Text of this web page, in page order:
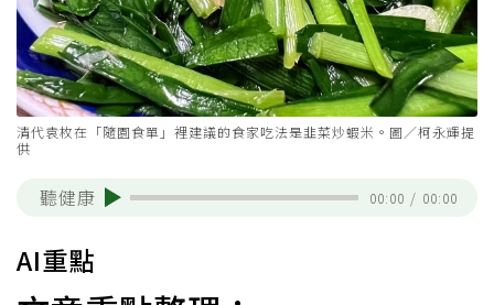
清代袁枚在「隨園食單」裡建議的食家吃法是韭菜炒蝦米。圖／柯永輝提
供
聽健康 00:00 / 00:00
AI重點